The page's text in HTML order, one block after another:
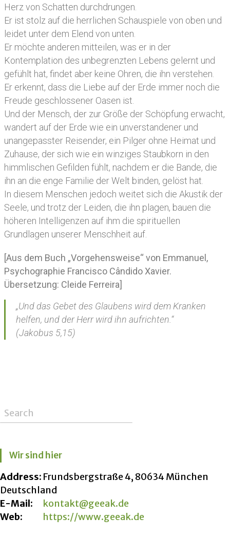
Herz von Schatten durchdrungen.
Er ist stolz auf die herrlichen Schauspiele von oben und
leidet unter dem Elend von unten.
Er möchte anderen mitteilen, was er in der
Kontemplation des unbegrenzten Lebens gelernt und
gefühlt hat, findet aber keine Ohren, die ihn verstehen.
Er erkennt, dass die Liebe auf der Erde immer noch die
Freude geschlossener Oasen ist.
Und der Mensch, der zur Größe der Schöpfung erwacht,
wandert auf der Erde wie ein unverstandener und
unangepasster Reisender, ein Pilger ohne Heimat und
Zuhause, der sich wie ein winziges Staubkorn in den
himmlischen Gefilden fühlt, nachdem er die Bande, die
ihn an die enge Familie der Welt binden, gelöst hat.
In diesem Menschen jedoch weitet sich die Akustik der
Seele, und trotz der Leiden, die ihn plagen, bauen die
höheren Intelligenzen auf ihm die spirituellen
Grundlagen unserer Menschheit auf.
[Aus dem Buch „Vorgehensweise“ von Emmanuel,
Psychographie Francisco Cândido Xavier.
Übersetzung: Cleide Ferreira]
„Und das Gebet des Glaubens wird dem Kranken
helfen, und der Herr wird ihn aufrichten.“
(Jakobus 5,15)
Wir sind hier
Address: Frundsbergstraße 4, 80634 München
Deutschland
E-Mail:
kontakt@geeak.de
Web:
https://www.geeak.de